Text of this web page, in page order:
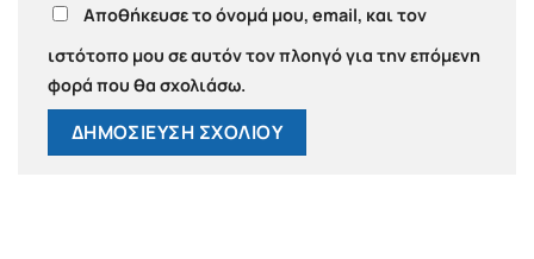
Αποθήκευσε το όνομά μου, email, και τον
ιστότοπο μου σε αυτόν τον πλοηγό για την επόμενη
φορά που θα σχολιάσω.